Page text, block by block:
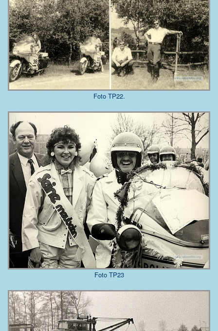
Foto TP22.
Foto TP23